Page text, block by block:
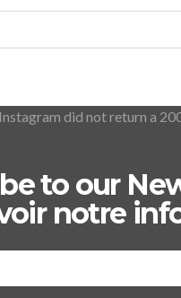
Instagram did not return a
to our
notre